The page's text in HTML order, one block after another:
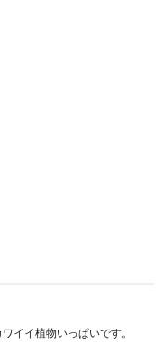
イイ植物いっぱいです。